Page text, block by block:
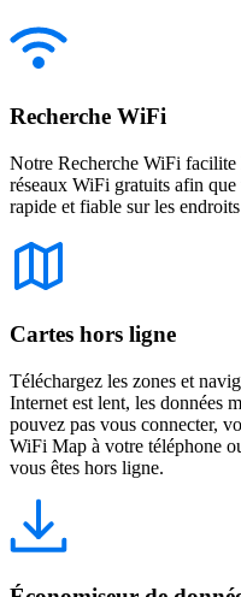
Recherche WiFi
Notre Recherche WiFi
réseaux WiFi gratuits afin
rapide et fiable sur les
Cartes hors ligne
Téléchargez les zones et
Internet est lent, les données
pouvez pas vous connecter,
WiFi Map à votre téléphone
vous êtes hors ligne.